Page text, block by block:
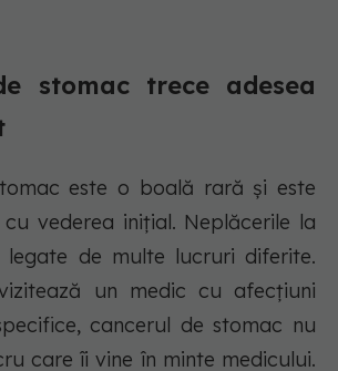
stomac trece adesea
este o boală rară și este
vederea inițial. Neplăcerile la
de multe lucruri diferite.
un medic cu afecțiuni
cancerul de stomac nu
care îi vine în minte medicului.